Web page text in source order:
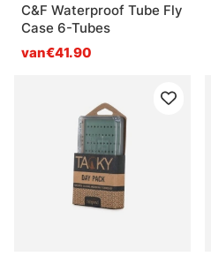
C&F Waterproof Tube Fly
Case 6-Tubes
van€41.90